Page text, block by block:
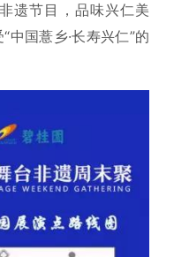
遗节目，品味兴仁美
中国薏乡·长寿兴仁”的